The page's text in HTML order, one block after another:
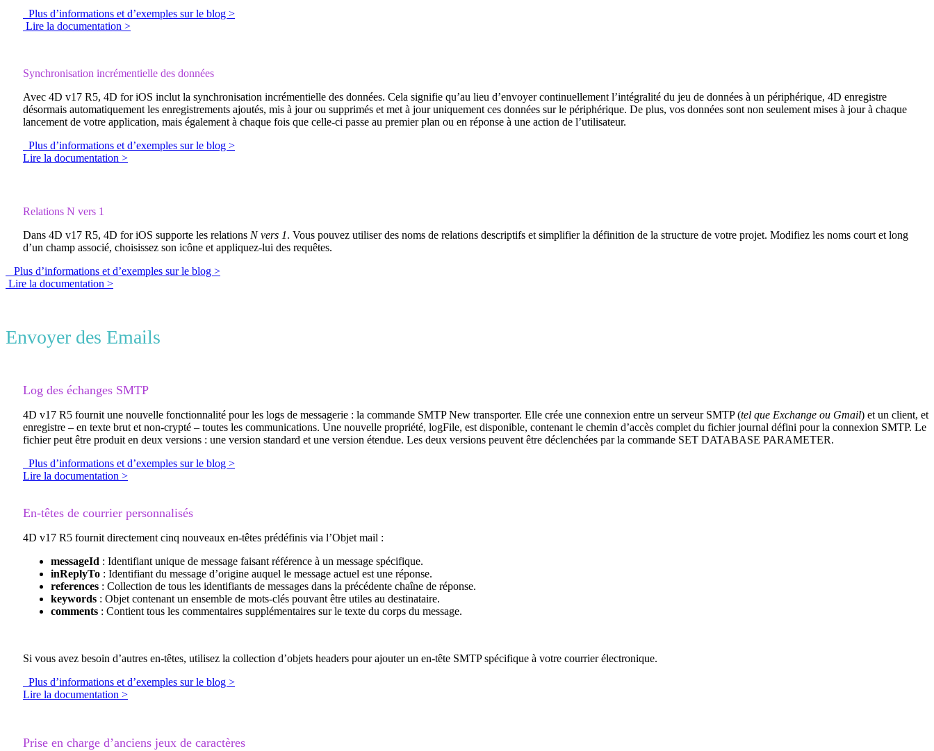
Plus d’informations et d’exemples sur le blog >
Lire la documentation >
Synchronisation incrémentielle des données
Avec 4D v17 R5, 4D for iOS inclut la synchronisation incrémentielle des données. Cela signifie qu’au lieu d’envoyer continuellement l’intégralité du jeu de données à un périphérique, 4D enregistre
désormais automatiquement les enregistrements ajoutés, mis à jour ou supprimés et met à jour uniquement ces données sur le périphérique. De plus, vos données sont non seulement mises à jour à chaque
lancement de votre application, mais également à chaque fois que celle-ci passe au premier plan ou en réponse à une action de l’utilisateur.
Plus d’informations et d’exemples sur le blog >
Lire la documentation >
Relations N vers 1
Dans 4D v17 R5, 4D for iOS supporte les relations N vers 1. Vous pouvez utiliser des noms de relations descriptifs et simplifier la définition de la structure de votre projet. Modifiez les noms court et long
d’un champ associé, choisissez son icône et appliquez-lui des requêtes.
Plus d’informations et d’exemples sur le blog >
Lire la documentation >
Envoyer des Emails
Log des échanges SMTP
4D v17 R5 fournit une nouvelle fonctionnalité pour les logs de messagerie : la commande SMTP New transporter. Elle crée une connexion entre un serveur SMTP (tel que Exchange ou Gmail) et un client, et
enregistre – en texte brut et non-crypté – toutes les communications. Une nouvelle propriété, logFile, est disponible, contenant le chemin d’accès complet du fichier journal défini pour la connexion SMTP. Le
fichier peut être produit en deux versions : une version standard et une version étendue. Les deux versions peuvent être déclenchées par la commande SET DATABASE PARAMETER.
Plus d’informations et d’exemples sur le blog >
Lire la documentation >
En-têtes de courrier personnalisés
4D v17 R5 fournit directement cinq nouveaux en-têtes prédéfinis via l’Objet mail :
messageId : Identifiant unique de message faisant référence à un message spécifique.
inReplyTo : Identifiant du message d’origine auquel le message actuel est une réponse.
references : Collection de tous les identifiants de messages dans la précédente chaîne de réponse.
keywords : Objet contenant un ensemble de mots-clés pouvant être utiles au destinataire.
comments : Contient tous les commentaires supplémentaires sur le texte du corps du message.
Si vous avez besoin d’autres en-têtes, utilisez la collection d’objets headers pour ajouter un en-tête SMTP spécifique à votre courrier électronique.
Plus d’informations et d’exemples sur le blog >
Lire la documentation >
Prise en charge d’anciens jeux de caractères